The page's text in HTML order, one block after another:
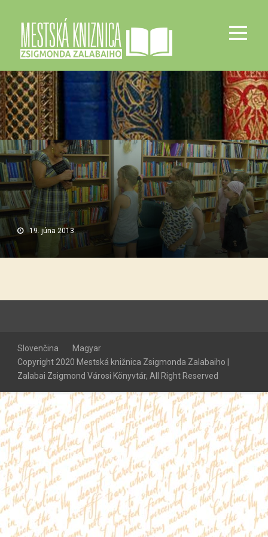
19. júna 2013.
Slovenčina
Magyar
Copyright 2020 Mestská knižnica Zsigmonda Zalabaiho |
Zalabai Zsigmond Városi Könyvtár, All Right Reserved